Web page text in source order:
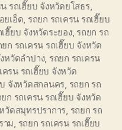
รถเฮี๊ยบ จังหวัดยโสธร,
ยเอ็ด, รถยก รถเครน รถเฮี๊ยบ
ฮี๊ยบ จังหวัดระยอง, รถยก รถ
ยก รถเครน รถเฮี๊ยบ จังหวัด
หวัดลำปาง, รถยก รถเครน
ครน รถเฮี๊ยบ จังหวัด
จังหวัดสกลนคร, รถยก รถ
ยก รถเครน รถเฮี๊ยบ จังหวัด
วัดสมุทรปราการ, รถยก รถ
าม, รถยก รถเครน รถเฮี๊ยบ